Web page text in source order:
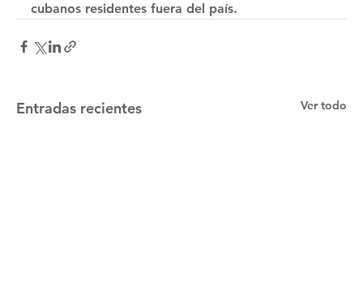
cubanos residentes fuera del país.
Entradas recientes Ver todo